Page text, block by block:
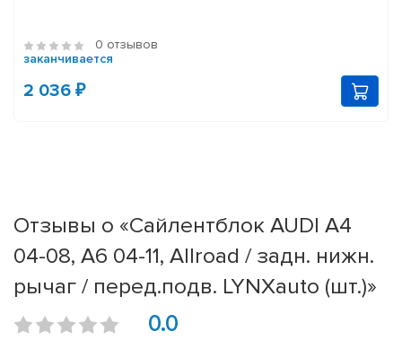
0 отзывов
заканчивается
2 036 ₽
Отзывы о «Сайлентблок AUDI A4
04-08, A6 04-11, Allroad / задн. нижн.
рычаг / перед.подв. LYNXauto (шт.)»
0.0